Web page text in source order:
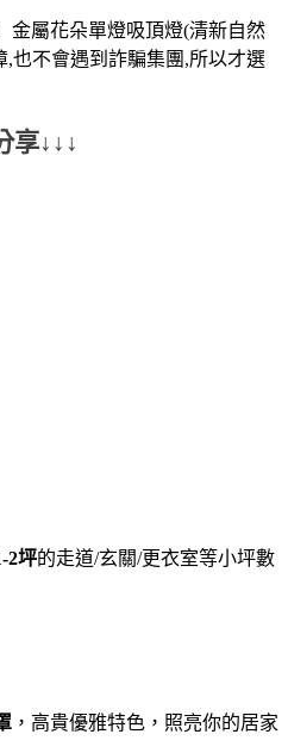
金屬花朵單燈吸頂燈(清新自然
,也不會遇到詐騙集團,所以才選
享↓↓↓
2坪的走道/玄關/更衣室等小坪數
，高貴優雅特色，照亮你的居家